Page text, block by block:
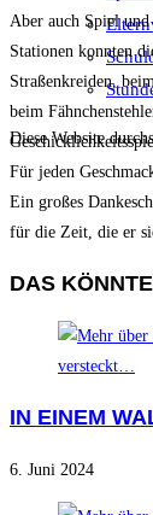
Diese Website
Aber auch Spiel
Stationen konnten
Straßenkreiden,
beim
Für jeden
Ein großes
für die Zeit, die er
DAS
IN EINEM
6. Juni 2024